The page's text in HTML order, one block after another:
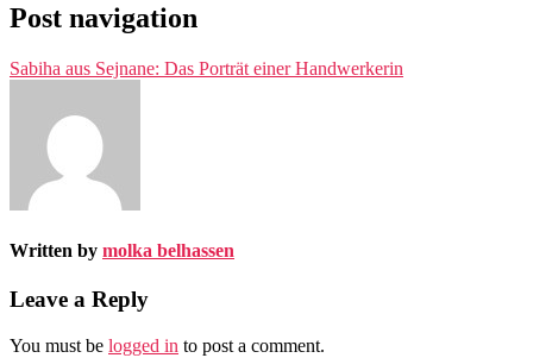
Post navigation
Sabiha aus Sejnane: Das Porträt einer Handwerkerin
Written by molka belhassen
Leave a Reply
You must be logged in to post a comment.